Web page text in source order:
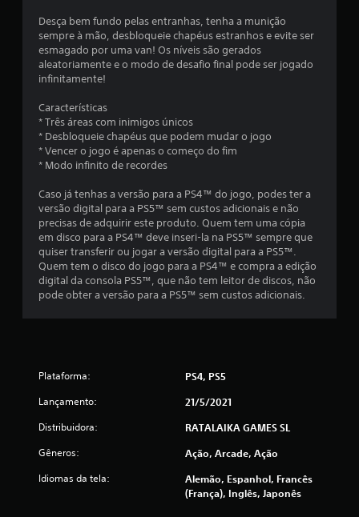
5
0
c
l
a
c
Desça bem fundo pelas entranhas, tenha a munição
sempre à mão, desbloqueie chapéus estranhos e evite ser
esmagado por uma van! Os níveis são gerados
aleatoriamente e o modo de desafio final pode ser jogado
infinitamente!
Características
* Três áreas com inimigos únicos
* Desbloqueie chapéus que podem mudar o jogo
* Vencer o jogo é apenas o começo do fim
* Modo infinito de recordes
Caso já tenhas a versão para a PS4™ do jogo, podes ter a
versão digital para a PS5™ sem custos adicionais e não
precisas de adquirir este produto. Quem tem uma cópia
em disco para a PS4™ deve inseri-la na PS5™ sempre que
quiser transferir ou jogar a versão digital para a PS5™.
Quem tem o disco do jogo para a PS4™ e compra a edição
digital da consola PS5™, que não tem leitor de discos, não
pode obter a versão para a PS5™ sem custos adicionais.
Plataforma: PS4, PS5
Lançamento: 21/5/2021
Distribuidora: RATALAIKA GAMES SL
Gêneros: Ação, Arcade, Ação
Idiomas da tela:
Alemão, Espanhol, Francês
(França), Inglês, Japonês